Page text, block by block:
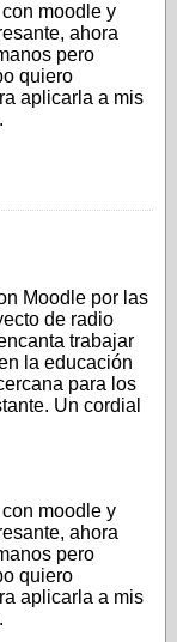
moodle y
ahora
pero
quiero
aplicarla a mis
Moodle por las
de radio
trabajar
la educación
para los
Un cordial
moodle y
ahora
pero
quiero
aplicarla a mis